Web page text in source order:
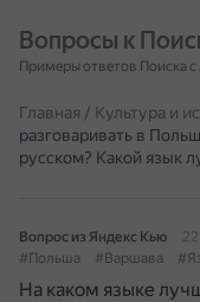
Вопросы к
Примеры ответов Поиска
Главная / Культура и
разговаривать в
русском? Какой язык
Вопрос из Яндекс Кью
#Польша
#Варшава
На каком языке